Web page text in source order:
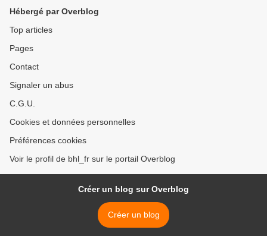
Hébergé par Overblog
Top articles
Pages
Contact
Signaler un abus
C.G.U.
Cookies et données personnelles
Préférences cookies
Voir le profil de bhl_fr sur le portail Overblog
Créer un blog sur Overblog
Créer un blog